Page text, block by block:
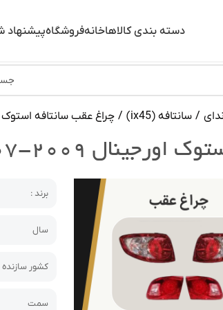
دسته بندی کالاهاخانهفروشگاهپیشنهاد
/ سانتافه (ix45) / چراغ عقب سانتافه استوک
۲۰۰۹-۲۰۰۷
برند :
سال
کشور سازنده
سمت